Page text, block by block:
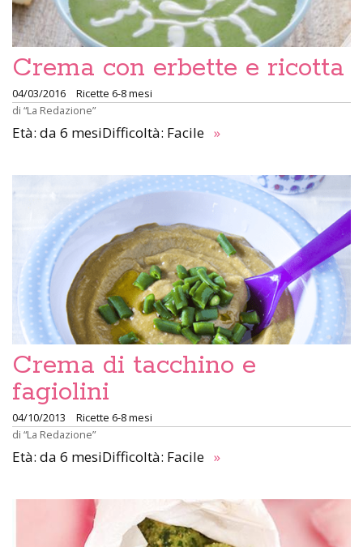
Crema con erbette e ricotta
04/03/2016
Ricette 6-8 mesi
di “La Redazione”
Età: da 6 mesiDifficoltà: Facile »
Crema di tacchino e
fagiolini
04/10/2013
Ricette 6-8 mesi
di “La Redazione”
Età: da 6 mesiDifficoltà: Facile »